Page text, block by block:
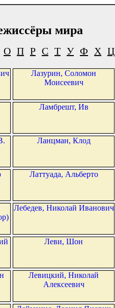
мира
О П Р С Т У Ф Х Ц
Лазурин, Соломон
Моисеевич
Ламбрешт, Ив
Ланцман, Клод
Латтуада, Альберто
Лебедев, Николай Иванович
Леви, Шон
Левицкий, Николай
Алексеевич